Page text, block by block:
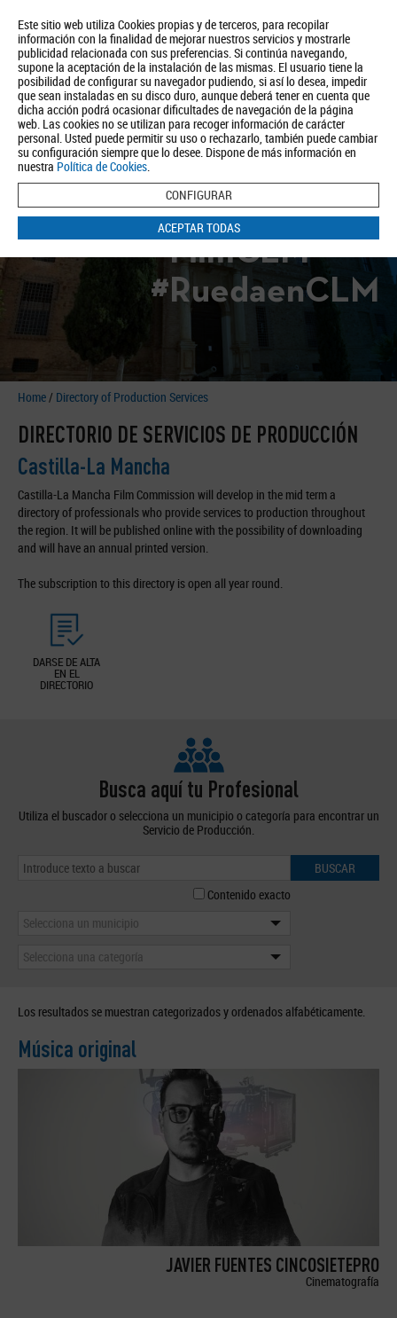
Este sitio web utiliza Cookies propias y de terceros, para recopilar
información con la finalidad de mejorar nuestros servicios y mostrarle
publicidad relacionada con sus preferencias. Si continúa navegando,
supone la aceptación de la instalación de las mismas. El usuario tiene la
posibilidad de configurar su navegador pudiendo, si así lo desea, impedir
que sean instaladas en su disco duro, aunque deberá tener en cuenta que
dicha acción podrá ocasionar dificultades de navegación de la página
web. Las cookies no se utilizan para recoger información de carácter
personal. Usted puede permitir su uso o rechazarlo, también puede cambiar
su configuración siempre que lo desee. Dispone de más información en
nuestra Política de Cookies.
CONFIGURAR
ACEPTAR TODAS
About us Tourism Política de Privacidad Aviso Legal Política de Cookies
BUSCAR
#FilmCLM
#RuedaenCLM
Home/ Directory of Production Services
DIRECTORIO DE SERVICIOS DE PRODUCCIÓN
Castilla-La Mancha
Castilla-La Mancha Film Commission will develop in the mid term a
directory of professionals who provide services to production throughout
the region. It will be published online with the possibility of downloading
and will have an annual printed version.
The subscription to this directory is open all year round.
DARSE DE ALTA
EN EL
DIRECTORIO
Busca aquí tu Profesional
Utiliza el buscador o selecciona un municipio o categoría para encontrar un
Servicio de Producción.
BUSCAR
Contenido exacto
Selecciona un municipio
Selecciona una categoría
Los resultados se muestran categorizados y ordenados alfabéticamente.
Música original
JAVIER FUENTES CINCOSIETEPRO
Cinematografía